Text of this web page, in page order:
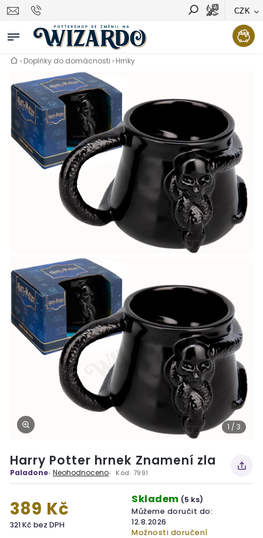
CZK
Vyhledávání Hledat
› Doplňky do domácnosti › Hrnky
1 / 3
Harry Potter hrnek Znamení zla
Paladone Neohodnoceno Kód: 7991
389 Kč
321 Kč bez DPH
Skladem (5 ks)
Můžeme doručit do:
12.8.2026
Možnosti doručení